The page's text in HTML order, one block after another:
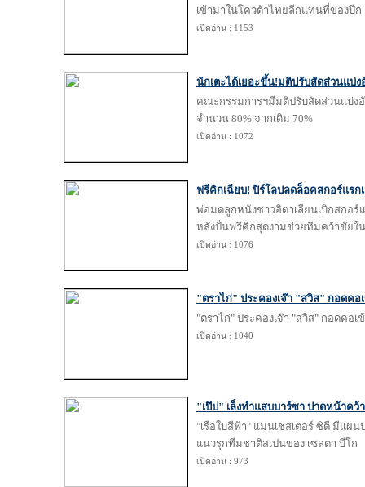
เข้ามาในโควต้าไทยลีกแทนที่ของปีก
เปิดอ่าน : 1153
นักเตะได้เยอะขึ้น!มติปรับสัดส่วนแบ่
คณะกรรมการฯมีมติปรับสัดส่วนแบ่ง
จำนวน 80% จากเดิม 70%
เปิดอ่าน : 1072
ฟรีคิกเฉียบ! ปิร์โลปลดล็อคสกอร์แรก
พ่อมดลูกหนังชาวอิตาเลียนเบิกสกอร์
หลังปั่นฟรีคิกสุดงามช่วยทีมคว้าชัยใ
เปิดอ่าน : 1076
"ตราไก่" ประคองเจ๊า "สวิส" กอดคอ
"ตราไก่" ประคองเจ๊า "สวิส" กอดคอเ
เปิดอ่าน : 1040
"เป๊ป" เล็งทำแสบบาร์ซา ปาดหน้าคว้
"เรือใบสีฟ้า" แมนเชสเตอร์ ซิตี มีแผ
แนวรุกทีมชาติสเปนของ เซลตา บีโก
เปิดอ่าน : 973